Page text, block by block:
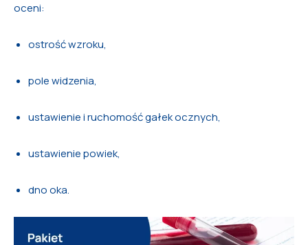
oceni:
ostrość wzroku,
pole widzenia,
ustawienie i ruchomość gałek ocznych,
ustawienie powiek,
dno oka.